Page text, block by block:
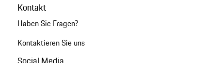
Kontakt
Haben Sie Fragen?
Kontaktieren Sie uns